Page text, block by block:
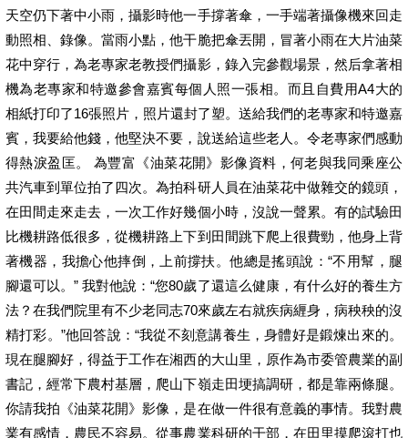
天空仍下著中小雨，攝影時他一手撐著傘，一手端著攝像機來回走
動照相、錄像。當雨小點，他干脆把傘丟開，冒著小雨在大片油菜
花中穿行，為老專家老教授們攝影，錄入完參觀場景，然后拿著相
機為老專家和特邀參會嘉賓每個人照一張相。而且自費用A4大的
相紙打印了16張照片，照片還封了塑。送給我們的老專家和特邀嘉
賓，我要給他錢，他堅決不要，說送給這些老人。令老專家們感動
得熱淚盈匡。 為豐富《油菜花開》影像資料，何老與我同乘座公
共汽車到單位拍了四次。為拍科研人員在油菜花中做雜交的鏡頭，
在田間走來走去，一次工作好幾個小時，沒說一聲累。有的試驗田
比機耕路低很多，從機耕路上下到田間跳下爬上很費勁，他身上背
著機器，我擔心他摔倒，上前撐扶。他總是搖頭說：“不用幫，腿
腳還可以。” 我對他說：“您80歲了還這么健康，有什么好的養生方
法？在我們院里有不少老同志70來歲左右就疾病緾身，病秧秧的沒
精打彩。”他回答說：“我從不刻意講養生，身體好是鍛煉出來的。
現在腿腳好，得益于工作在湘西的大山里，原作為市委管農業的副
書記，經常下農村基層，爬山下嶺走田埂搞調研，都是靠兩條腿。
你請我拍《油菜花開》影像，是在做一件很有意義的事情。我對農
業有感情，農民不容易。從事農業科研的干部，在田里摸爬滾打也